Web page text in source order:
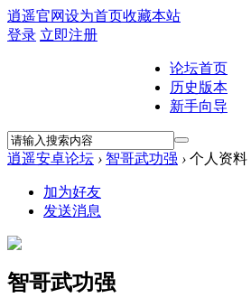
逍遥官网设为首页收藏本站
登录 立即注册
论坛首页
历史版本
新手向导
逍遥安卓论坛 › 智哥武功强 › 个人资料
加为好友
发送消息
智哥武功强